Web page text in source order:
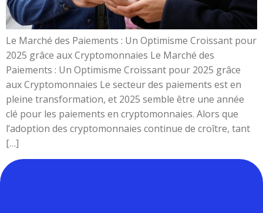
Le Marché des Paiements : Un Optimisme Croissant pour
2025 grâce aux Cryptomonnaies Le Marché des
Paiements : Un Optimisme Croissant pour 2025 grâce
aux Cryptomonnaies Le secteur des paiements est en
pleine transformation, et 2025 semble être une année
clé pour les paiements en cryptomonnaies. Alors que
l’adoption des cryptomonnaies continue de croître, tant
[…]